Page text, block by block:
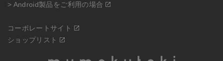
> Android製品をご利用の場合
コーポレートサイト
ショップリスト